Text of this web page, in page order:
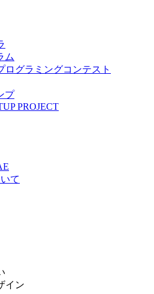
ム
ログラミングコンテスト
プ
PROJECT
て
イン